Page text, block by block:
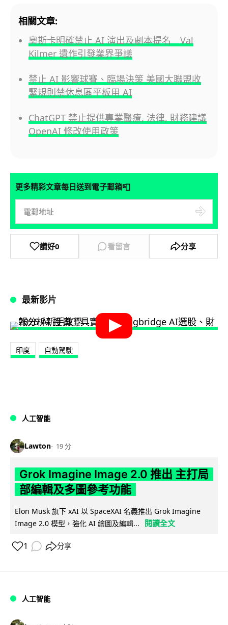
相關文章:
奧斯卡明確禁止 AI 演出及劇本提名 Val
Kilmer 遺作引發業界爭議
禁止 AI 影響球賽、臨場決策 美國大聯盟收
緊規則禁休息區平板用 AI
ChatGPT 禁止提供專業醫療, 法律, 財務建議
OpenAI 修改使用政策
更多精彩文章每日送到電子郵箱📮
讚好0 看留言 分享
最新影片
印度 自動駕駛
人工智能
Lawton 19 分
Grok Imagine Image 2.0 推出 主打局
部編輯及多圖參考功能
Elon Musk 旗下 xAI 以 SpaceXAI 名義推出 Grok Imagine
Image 2.0 模型，強化 AI 繪圖及編輯...
閱讀全文
1 分享
人工智能